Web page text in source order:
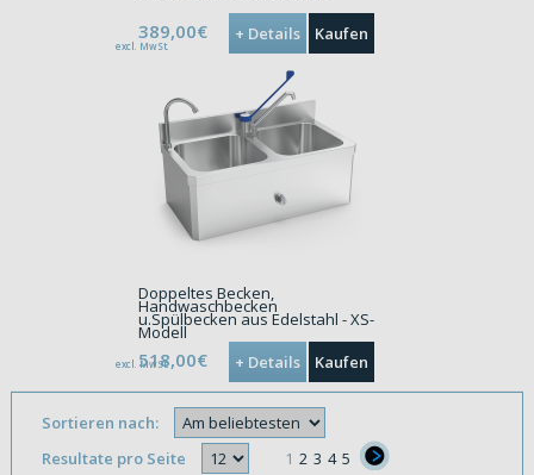
389,00€
excl. MwSt.
Kaufen
+ Details
Doppeltes Becken,
Handwaschbecken
u.Spülbecken aus Edelstahl - XS-
Modell
518,00€
excl. MwSt. Kaufen
+ Details
Sortieren nach:
Resultate pro Seite
1 2 3 4 5